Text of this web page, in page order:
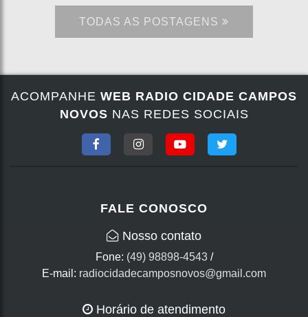
TODAS AS POSTAGENS
ACOMPANHE WEB RADIO CIDADE CAMPOS
NOVOS NAS REDES SOCIAIS
FALE CONOSCO
Nosso contato
Fone: (49) 98898-4543/
E-mail: radiocidadecamposnovos@gmail.com
Horário de atendimento